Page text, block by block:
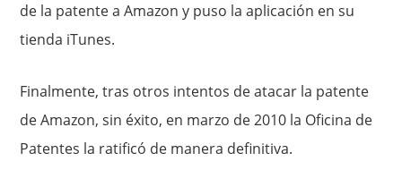
de la patente a Amazon y puso la aplicación en su
tienda iTunes.
Finalmente, tras otros intentos de atacar la patente
de Amazon, sin éxito, en marzo de 2010 la Oficina de
Patentes la ratificó de manera definitiva.